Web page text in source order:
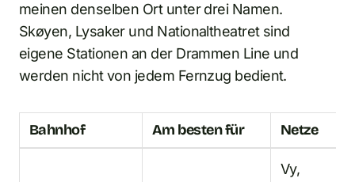
meinen denselben Ort unter drei Namen.
Skøyen, Lysaker und Nationaltheatret sind
eigene Stationen an der Drammen Line und
werden nicht von jedem Fernzug bedient.
Bahnhof Am besten für Netze
Vy,